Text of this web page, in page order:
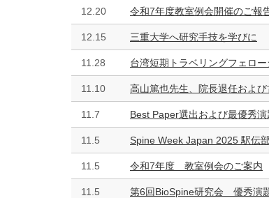
12.20 令和7年度教室例会開催のご報
12.15 三重大学へ研究手技を学びに
11.28 台湾短期トラベリングフェロ
11.10 高山篤也先生、院長退任およ
11.7 Best Paper選出および最優秀
11.5 Spine Week Japan 2025 駅伝
11.5 令和7年度 教室例会のご案内
11.5 第6回BioSpine研究会 優秀演